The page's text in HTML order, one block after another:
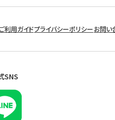
ご利用ガイドプライバシーポリシーお問い
SNS